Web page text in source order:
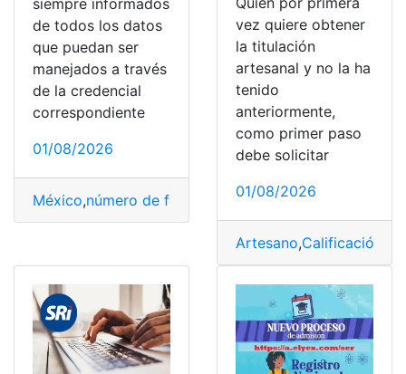
de todos los datos
que puedan ser
manejados a través
de la credencial
correspondiente
01/08/2026
México,número de folio Proceso ,saber,trámite
vez quiere obtener
la titulación
artesanal y no la ha
tenido
anteriormente,
como primer paso
debe solicitar
01/08/2026
Artesano,Calificación